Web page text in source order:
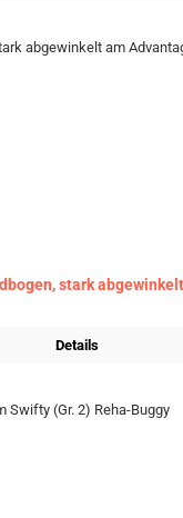
stark abgewinkelt
Details